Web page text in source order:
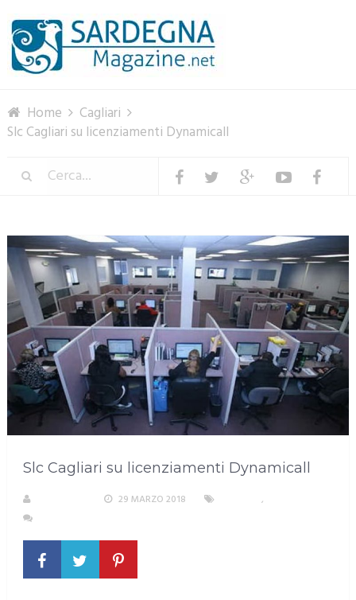
Home
Cagliari
Slc Cagliari su licenziamenti Dynamicall
Slc Cagliari su licenziamenti Dynamicall
29 MARZO 2018 ,